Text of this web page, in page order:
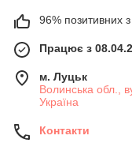
96% позитивних з
Працює з
м. Луцьк
Волинська обл.,
Україна
Контакти